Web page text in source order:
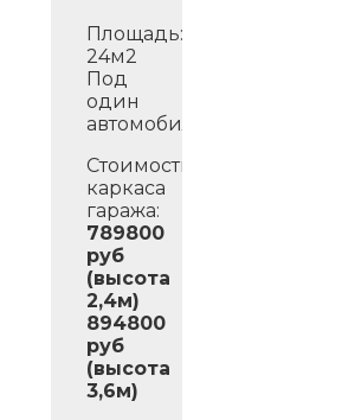
Площадь:
24м2
Под
один
автомобиль.
Стоимость
каркаса
гаража:
789800
руб
(высота
2,4м)
894800
руб
(высота
3,6м)